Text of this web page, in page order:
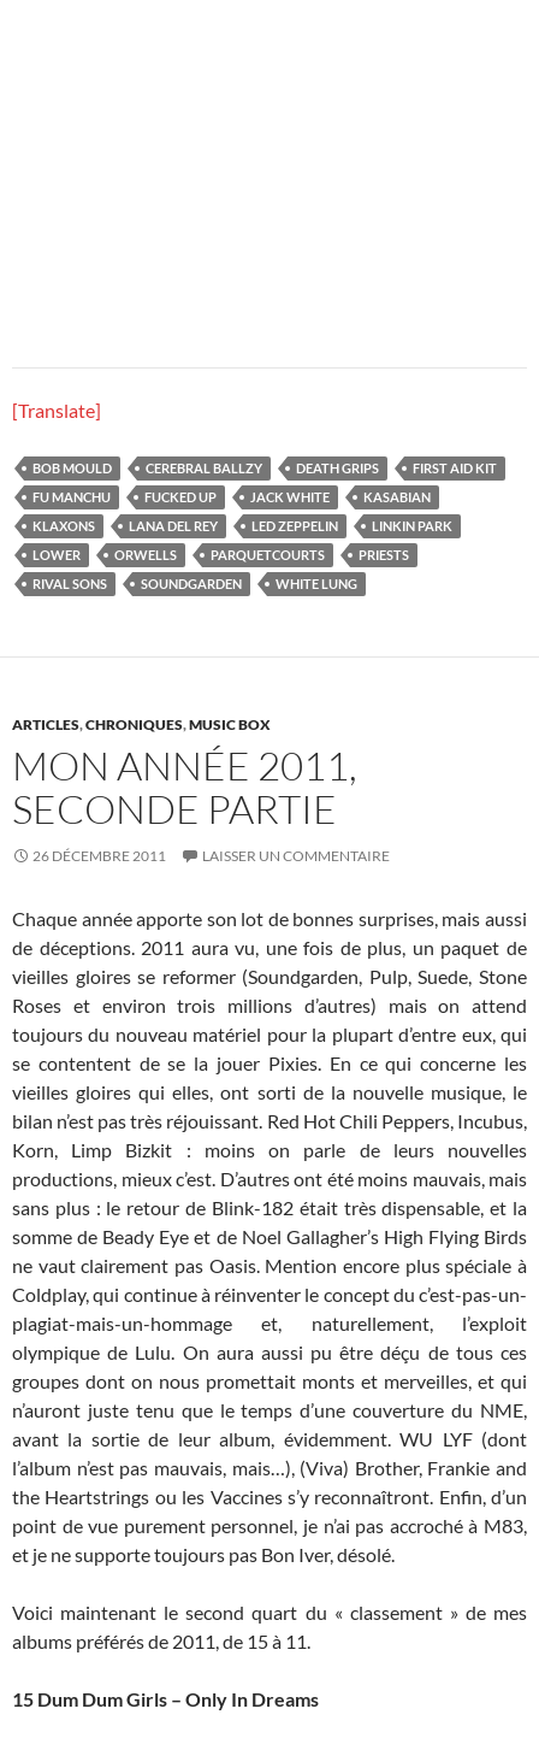
[Translate]
BOB MOULD CEREBRAL BALLZY DEATH GRIPS
FIRST AID KIT
FU MANCHU
FUCKED UP JACK WHITE
KASABIAN
KLAXONS
LANA DEL REY LED ZEPPELIN
LINKIN PARK
LOWER
ORWELLS PARQUETCOURTS
PRIESTS
RIVAL SONS
SOUNDGARDEN WHITE LUNG
ARTICLES,CHRONIQUES,MUSIC BOX
MON ANNÉE 2011,
SECONDE PARTIE
26 DÉCEMBRE 2011 LAISSER UN COMMENTAIRE
Chaque année apporte son lot de bonnes surprises, mais aussi
de déceptions. 2011 aura vu, une fois de plus, un paquet de
vieilles gloires se reformer (Soundgarden, Pulp, Suede, Stone
Roses et environ trois millions d’autres) mais on attend
toujours du nouveau matériel pour la plupart d’entre eux, qui
se contentent de se la jouer Pixies. En ce qui concerne les
vieilles gloires qui elles, ont sorti de la nouvelle musique, le
bilan n’est pas très réjouissant. Red Hot Chili Peppers, Incubus,
Korn, Limp Bizkit : moins on parle de leurs nouvelles
productions, mieux c’est. D’autres ont été moins mauvais, mais
sans plus : le retour de Blink-182 était très dispensable, et la
somme de Beady Eye et de Noel Gallagher’s High Flying Birds
ne vaut clairement pas Oasis. Mention encore plus spéciale à
Coldplay, qui continue à réinventer le concept du c’est-pas-un-
plagiat-mais-un-hommage et, naturellement, l’exploit
olympique de Lulu. On aura aussi pu être déçu de tous ces
groupes dont on nous promettait monts et merveilles, et qui
n’auront juste tenu que le temps d’une couverture du NME,
avant la sortie de leur album, évidemment. WU LYF (dont
l’album n’est pas mauvais, mais…), (Viva) Brother, Frankie and
the Heartstrings ou les Vaccines s’y reconnaîtront. Enfin, d’un
point de vue purement personnel, je n’ai pas accroché à M83,
et je ne supporte toujours pas Bon Iver, désolé.
Voici maintenant le second quart du « classement » de mes
albums préférés de 2011, de 15 à 11.
15 Dum Dum Girls – Only In Dreams